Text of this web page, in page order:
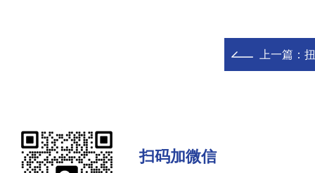
上一篇：
扫码加微信